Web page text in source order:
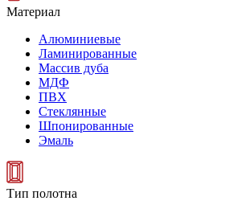
Материал
Алюминиевые
Ламинированные
Массив дуба
МДФ
ПВХ
Стеклянные
Шпонированные
Эмаль
Тип полотна